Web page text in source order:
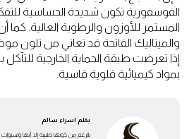
الفوسفورية تكون شديدة الحساسية
المستمر للأوزون والرطوبة العالية. كما
والميتاليك الفاتحة قد تعاني من تلون
إذا تعرضت طبقة الحماية الخارجية
بمواد كيميائية قلوية قاسية.
بقلم اسراء سالم
بالرغم من كونها طبيبة إلا أنها ولسنوات